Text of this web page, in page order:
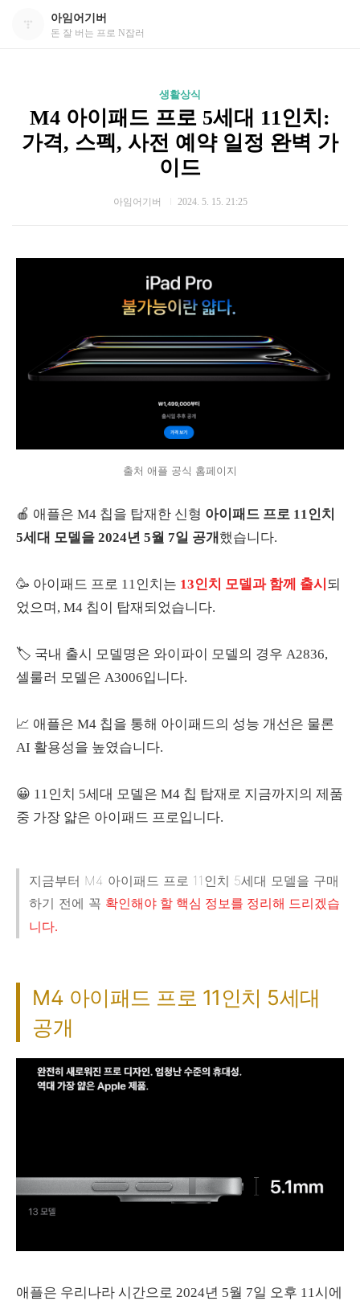
아임어기버
돈 잘 버는 프로 N잡러
생활상식
M4 아이패드 프로 5세대 11인치:
가격, 스펙, 사전 예약 일정 완벽 가
이드
아임어기버 2024. 5. 15. 21:25
출처 애플 공식 홈페이지
🍎 애플은 M4 칩을 탑재한 신형 아이패드 프로 11인치
5세대 모델을 2024년 5월 7일 공개 했습니다.
🥳 아이패드 프로 11인치는 13인치 모델과 함께 출시 되
었으며, M4 칩이 탑재되었습니다.
🏷️ 국내 출시 모델명은 와이파이 모델의 경우 A2836,
셀룰러 모델은 A3006입니다.
📈 애플은 M4 칩을 통해 아이패드의 성능 개선은 물론
AI 활용성을 높였습니다.
😀 11인치 5세대 모델은 M4 칩 탑재로 지금까지의 제품
중 가장 얇은 아이패드 프로입니다.
지금부터 M4 아이패드 프로 11인치 5세대 모델을 구매
하기 전에 꼭 확인해야 할 핵심 정보를 정리해 드리겠습
니다.
M4 아이패드 프로 11인치 5세대
공개
애플은 우리나라 시간으로 2024년 5월 7일 오후 11시에